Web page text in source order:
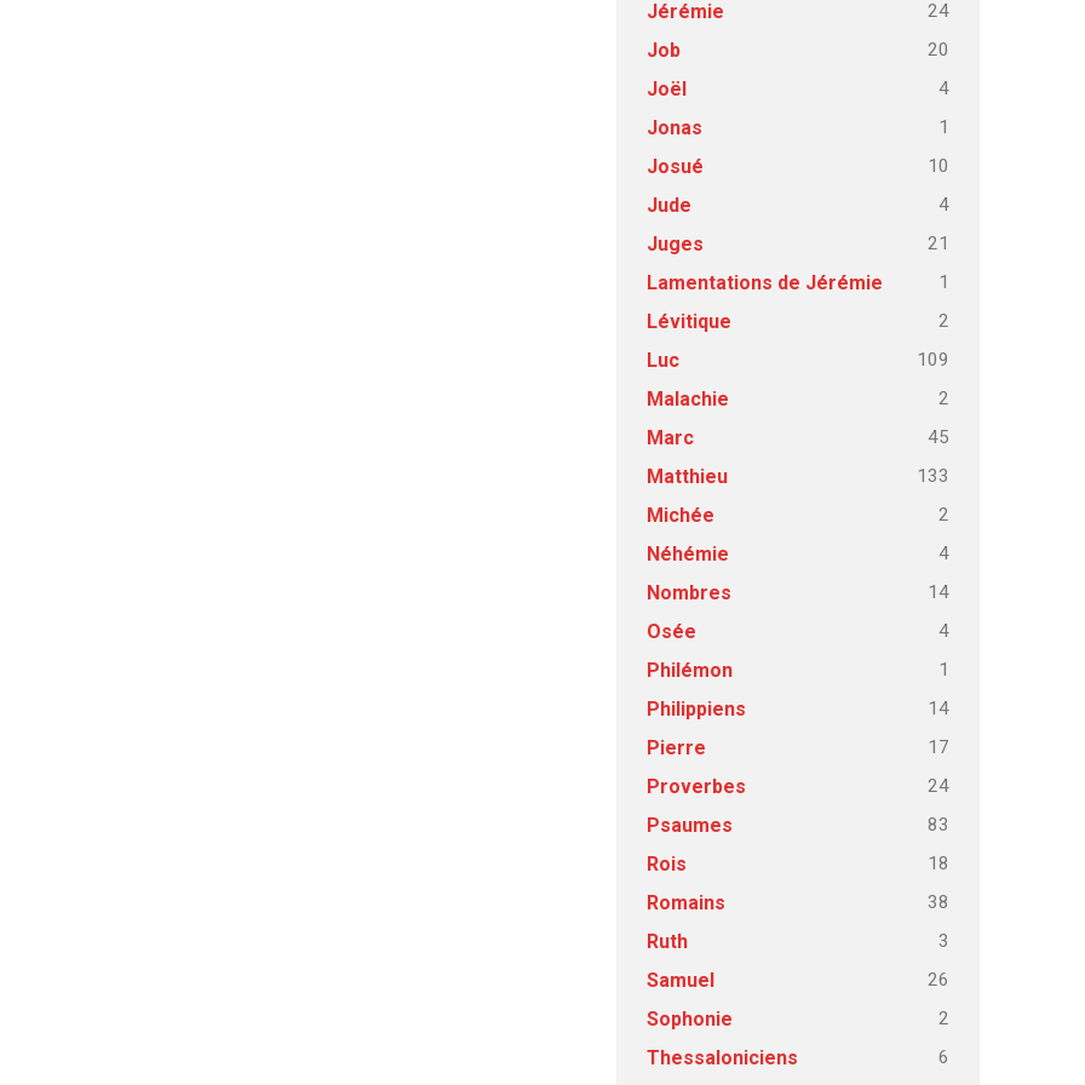
Jérémie 24
Job 20
Joël 4
Jonas 1
Josué 10
Jude 4
Juges 21
Lamentations de Jérémie 1
Lévitique 2
Luc 109
Malachie 2
Marc 45
Matthieu 133
Michée 2
Néhémie 4
Nombres 14
Osée 4
Philémon 1
Philippiens 14
Pierre 17
Proverbes 24
Psaumes 83
Rois 18
Romains 38
Ruth 3
Samuel 26
Sophonie 2
Thessaloniciens
6